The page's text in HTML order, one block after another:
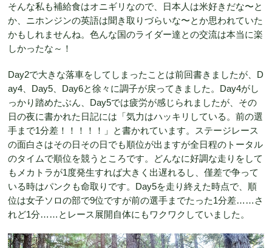
そんな私も補給食はオニギリなので、日本人は米好きだな〜と
か、ニホンジンの英語は聞き取りづらいな〜とか思われていた
かもしれませんね。色んな国のライダー達との交流は本当に楽
しかったな～！
Day2で大きな落車をしてしまったことは前回書きましたが、D
ay4、Day5、Day6と徐々に調子が戻ってきました。Day4がし
っかり踏めたぶん、Day5では疲労が感じられましたが、その
日の夜に書かれた日記には「気力はハッキリしている。前の選
手まで1分差！！！！！」と書かれています。ステージレース
の面白さはその日その日でも順位が出ますが全日程のトータル
のタイムで順位を競うところです。どんなに好調な走りをして
もメカトラが1度発生すれば大きく出遅れるし、僅差で争って
いる時はパンクも命取りです。Day5を走り終えた時点で、順
位は女子ソロの部で9位ですが前の選手までたった1分差……さ
れど1分……とレース展開自体にもワクワクしていました。